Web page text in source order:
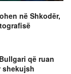
në Shkodër,
që ruan
shekujsh